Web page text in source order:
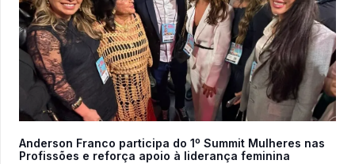
Anderson Franco participa do 1º Summit Mulheres nas
Profissões e reforça apoio à liderança feminina